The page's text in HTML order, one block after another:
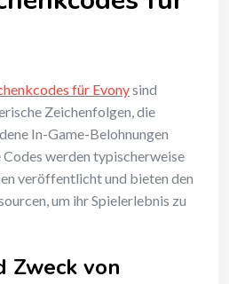
für Evonysind
Zeichenfolgen, die
In-Game-Belohnungen
Codes werden typischerweise
veröffentlicht und bieten den
um ihr Spielerlebnis zu
Zweck von